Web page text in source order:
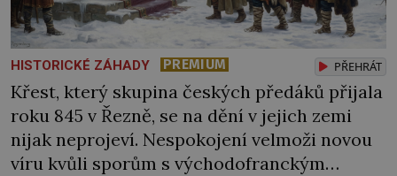
HISTORICKÉ ZÁHADY PREMIUM PŘEHRÁT
Křest, který skupina českých předáků přijala
roku 845 v Řezně, se na dění v jejich zemi
nijak neprojeví. Nespokojení velmoži novou
víru kvůli sporům s východofranckým